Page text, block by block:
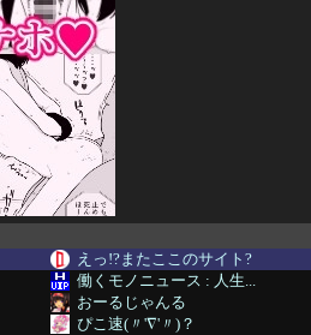
えっ!?またここのサイト?
働くモノニュース : 人生...
おーるじゃんる
ぴこ速(〃'∇'〃)？